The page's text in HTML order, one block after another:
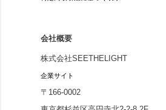
会社概要
株式会社SEETHELIGHT
企業サイト
〒166-0002